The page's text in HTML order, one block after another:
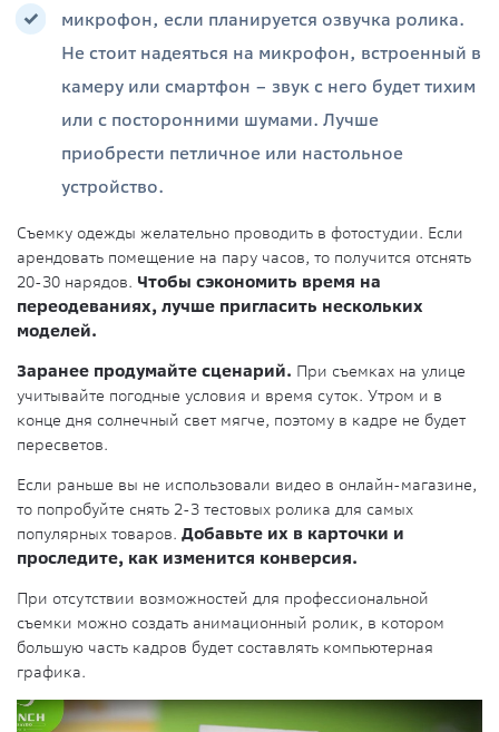
микрофон, если планируется озвучка ролика.
Не стоит надеяться на микрофон, встроенный в
камеру или смартфон – звук с него будет тихим
или с посторонними шумами. Лучше
приобрести петличное или настольное
устройство.
Съемку одежды желательно проводить в фотостудии. Если
арендовать помещение на пару часов, то получится отснять
20-30 нарядов. Чтобы сэкономить время на
переодеваниях, лучше пригласить нескольких
моделей.
Заранее продумайте сценарий. При съемках на улице
учитывайте погодные условия и время суток. Утром и в
конце дня солнечный свет мягче, поэтому в кадре не будет
пересветов.
Если раньше вы не использовали видео в онлайн-магазине,
то попробуйте снять 2-3 тестовых ролика для самых
популярных товаров. Добавьте их в карточки и
проследите, как изменится конверсия.
При отсутствии возможностей для профессиональной
съемки можно создать анимационный ролик, в котором
большую часть кадров будет составлять компьютерная
графика.